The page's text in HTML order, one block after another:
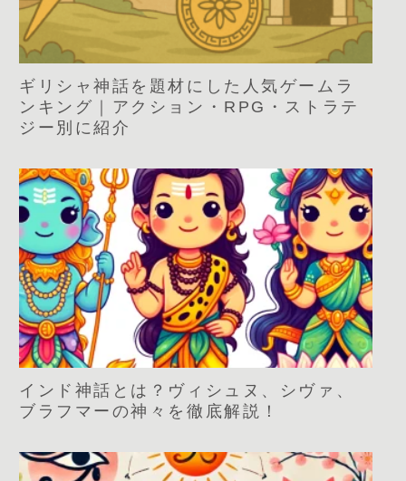
ギリシャ神話を題材にした人気ゲームラ
ンキング｜アクション・RPG・ストラテ
ジー別に紹介
インド神話とは？ヴィシュヌ、シヴァ、
ブラフマーの神々を徹底解説！